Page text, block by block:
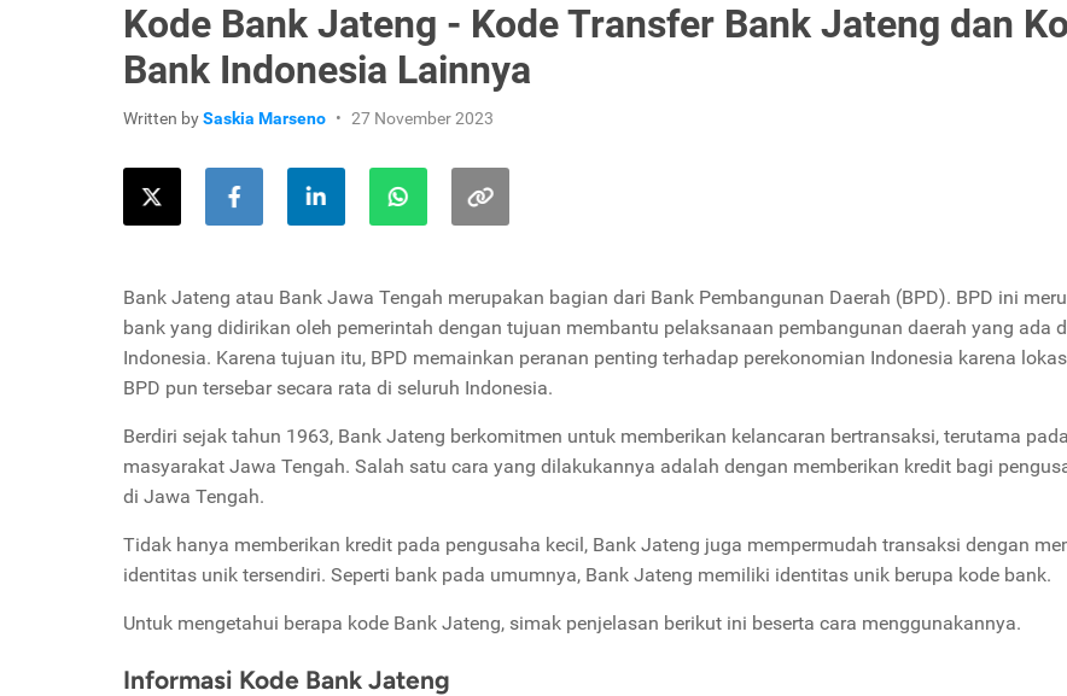
Kode Bank Jateng - Kode Transfer Bank Jateng dan
Bank Indonesia Lainnya
Written bySaskia Marseno 27 November 2023
Bank Jateng atau Bank Jawa Tengah merupakan bagian dari Bank Pembangunan Daerah (BPD). BPD ini
bank yang didirikan oleh pemerintah dengan tujuan membantu pelaksanaan pembangunan daerah yang ada
Indonesia. Karena tujuan itu, BPD memainkan peranan penting terhadap perekonomian Indonesia karena
BPD pun tersebar secara rata di seluruh Indonesia.
Berdiri sejak tahun 1963, Bank Jateng berkomitmen untuk memberikan kelancaran bertransaksi, terutama pada
masyarakat Jawa Tengah. Salah satu cara yang dilakukannya adalah dengan memberikan kredit bagi
di Jawa Tengah.
Tidak hanya memberikan kredit pada pengusaha kecil, Bank Jateng juga mempermudah transaksi dengan
identitas unik tersendiri. Seperti bank pada umumnya, Bank Jateng memiliki identitas unik berupa kode bank.
Untuk mengetahui berapa kode Bank Jateng, simak penjelasan berikut ini beserta cara menggunakannya.
Informasi Kode Bank Jateng